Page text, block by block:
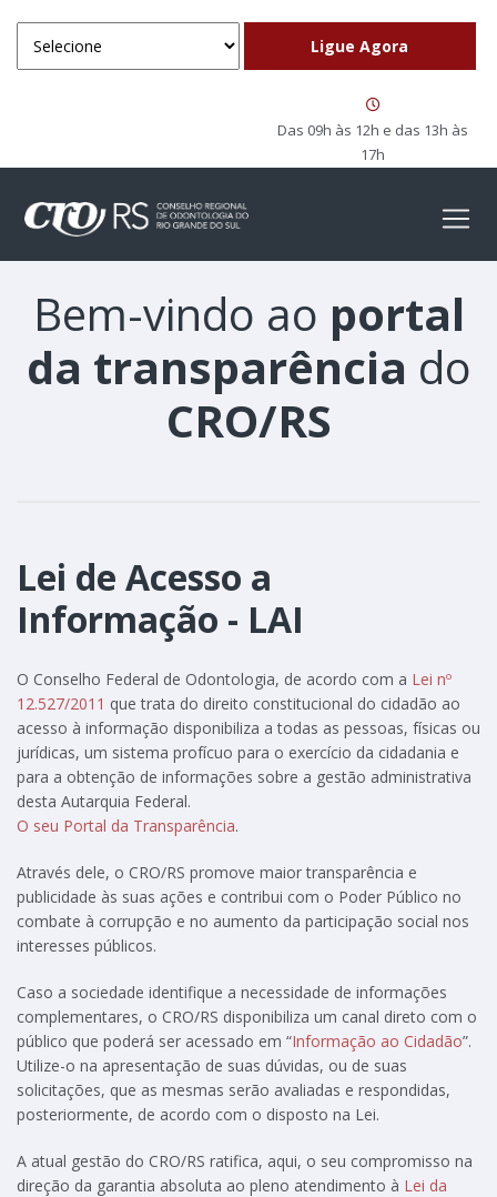
Das 09h às 12h e das 13h às
17h
Bem-vindo ao portal
da transparência do
CRO/RS
Lei de Acesso a
Informação - LAI
O Conselho Federal de Odontologia, de acordo com a Lei nº
12.527/2011 que trata do direito constitucional do cidadão ao
acesso à informação disponibiliza a todas as pessoas, físicas ou
jurídicas, um sistema profícuo para o exercício da cidadania e
para a obtenção de informações sobre a gestão administrativa
desta Autarquia Federal.
O seu Portal da Transparência.
Através dele, o CRO/RS promove maior transparência e
publicidade às suas ações e contribui com o Poder Público no
combate à corrupção e no aumento da participação social nos
interesses públicos.
Caso a sociedade identifique a necessidade de informações
complementares, o CRO/RS disponibiliza um canal direto com o
público que poderá ser acessado em “Informação ao Cidadão”.
Utilize-o na apresentação de suas dúvidas, ou de suas
solicitações, que as mesmas serão avaliadas e respondidas,
posteriormente, de acordo com o disposto na Lei.
A atual gestão do CRO/RS ratifica, aqui, o seu compromisso na
direção da garantia absoluta ao pleno atendimento à Lei da